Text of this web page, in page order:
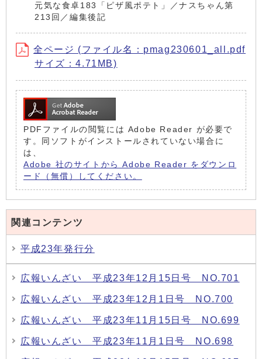
元気な食卓183「ピザ風ポテト」／ナスちゃん第
213回／編集後記
全ページ (ファイル名：pmag230601_all.pdf
サイズ：4.71MB)
PDFファイルの閲覧には Adobe Reader が必要で
す。同ソフトがインストールされていない場合に
は、
Adobe 社のサイトから Adobe Reader をダウンロ
ード（無償）してください。
関連コンテンツ
平成23年発行分
広報いんざい 平成23年12月15日号 NO.701
広報いんざい 平成23年12月1日号 NO.700
広報いんざい 平成23年11月15日号 NO.699
広報いんざい 平成23年11月1日号 NO.698